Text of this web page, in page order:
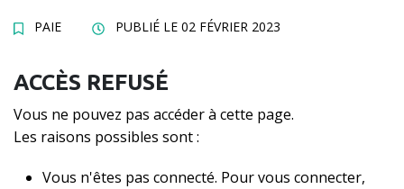
PAIE PUBLIÉ LE 02 FÉVRIER 2023
ACCÈS REFUSÉ
Vous ne pouvez pas accéder à cette page.
Les raisons possibles sont :
Vous n'êtes pas connecté. Pour vous connecter,